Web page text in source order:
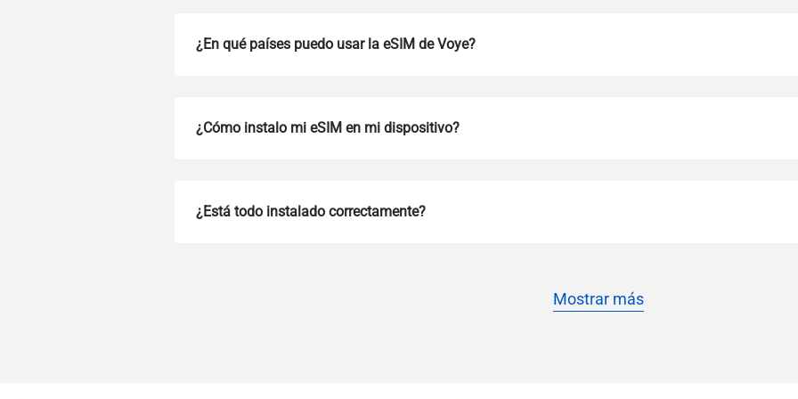
¿En qué países puedo usar la eSIM de Voye?
¿Cómo instalo mi eSIM en mi dispositivo?
¿Está todo instalado correctamente?
Mostrar más
How do I get my eSim?
provide you with a QR code or activation details that you can scan or
in your device settings. Once activated, you can enjoy the benefits of